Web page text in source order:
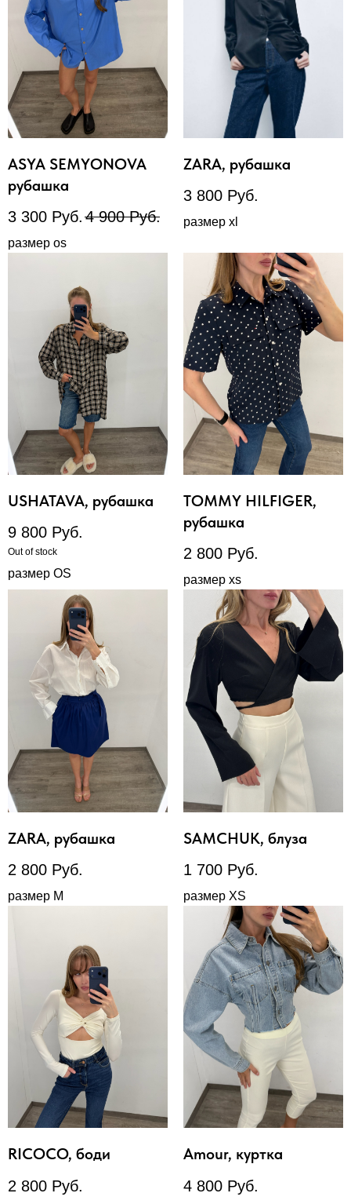
ASYA SEMYONOVA
рубашка
3 300 Руб. 4 900 Руб.
размер os
ZARA, рубашка
3 800 Руб.
размер xl
USHATAVA, рубашка
9 800 Руб.
Out of stock
размер OS
TOMMY HILFIGER,
рубашка
2 800 Руб.
размер xs
ZARA, рубашка
2 800 Руб.
размер М
SAMCHUK, блуза
1 700 Руб.
размер XS
RICOCO, боди
2 800 Руб.
Amour, куртка
4 800 Руб.